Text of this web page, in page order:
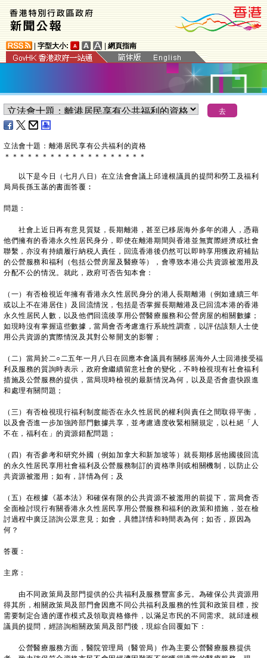
字型大小: 網頁指南
立法會十題：離港居民享有公共福利的資格
＊ ＊ ＊ ＊ ＊ ＊ ＊ ＊ ＊ ＊ ＊ ＊ ＊ ＊ ＊ ＊ ＊ ＊ ＊
以下是今日（七月八日）在立法會會議上邱達根議員的提問和勞工及福利
局局長孫玉菡的書面答覆︰
問題：
社會上近日再有意見質疑，長期離港，甚至已移居海外多年的港人，憑藉
他們擁有的香港永久性居民身分，即使在離港期間與香港並無實際經濟或社會
聯繫，亦沒有持續履行納税人責任，回流香港後仍然可以即時享用獲政府補貼
的公營服務和福利（包括公營房屋及醫療等），會導致本港公共資源被濫用及
分配不公的情況。就此，政府可否告知本會：
（一）有否檢視近年擁有香港永久性居民身分的港人長期離港（例如連續三年
或以上不在港居住）及回流情況，包括是否掌握長期離港及已回流本港的香港
永久性居民人數，以及他們回流後享用公營醫療服務和公營房屋的相關數據；
如現時沒有掌握這些數據，當局會否考慮進行系統性調查，以評估該類人士使
用公共資源的實際情況及其對公帑開支的影響；
（二）當局於二○二五年一月八日在回應本會議員有關移居海外人士回港接受福
利及服務的質詢時表示，政府會繼續留意社會的變化，不時檢視現有社會福利
措施及公營服務的提供，當局現時檢視的最新情況為何，以及是否會盡快跟進
和處理有關問題；
（三）有否檢視現行福利制度能否在永久性居民的權利與責任之間取得平衡，
以及會否進一步加強跨部門數據共享，並考慮適度收緊相關規定，以杜絕「人
不在，福利在」的資源錯配問題；
（四）有否參考和研究外國（例如加拿大和新加坡等）就長期移居他國後回流
的永久性居民享用社會福利及公營服務制訂的資格準則或相關機制，以防止公
共資源被濫用；如有，詳情為何；及
（五）在根據《基本法》和確保有限的公共資源不被濫用的前提下，當局會否
全面檢討現行有關香港永久性居民享用公營服務和福利的政策和措施，並在檢
討過程中廣泛諮詢公眾意見；如會，具體詳情和時間表為何；如否，原因為
何？
答覆：
主席：
由不同政策局及部門提供的公共福利及服務豐富多元。為確保公共資源用
得其所，相關政策局及部門會因應不同公共福利及服務的性質和政策目標，按
需要制定合適的運作模式及領取資格條件，以滿足市民的不同需求。就邱達根
議員的提問，經諮詢相關政策局及部門後，現綜合回覆如下：
公營醫療服務方面，醫院管理局（醫管局）作為主要公營醫療服務提供